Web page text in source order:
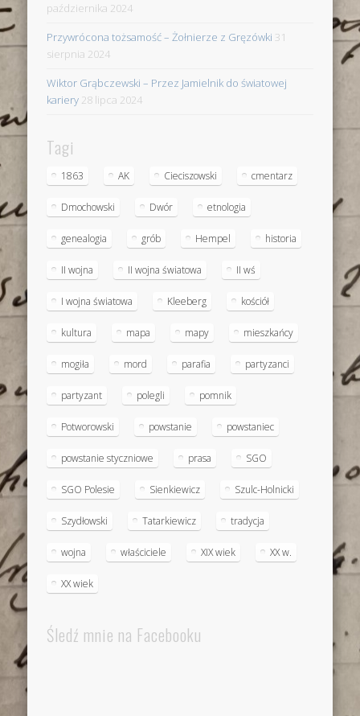
października 2024
Przywrócona tożsamość – Żołnierze z Gręzówki 31
sierpnia 2024
Wiktor Grąbczewski – Przez Jamielnik do światowej
kariery 28 lipca 2024
Tagi
1863 AK Cieciszowski cmentarz
Dmochowski Dwór etnologia
genealogia grób Hempel historia
II wojna II wojna światowa II wś
I wojna światowa Kleeberg kościół
kultura mapa mapy mieszkańcy
mogiła mord parafia partyzanci
partyzant polegli pomnik
Potworowski powstanie powstaniec
powstanie styczniowe prasa SGO
SGO Polesie Sienkiewicz Szulc-Holnicki
Szydłowski Tatarkiewicz tradycja
wojna właściciele XIX wiek XX w.
XX wiek
Śledź mnie na Facebooku